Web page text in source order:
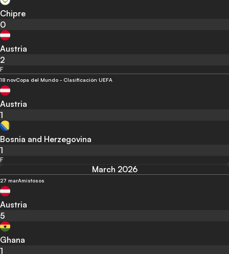
Chipre
0
Austria
2
F
18 novCopa del Mundo - Clasificación UEFA
Austria
1
Bosnia and Herzegovina
1
F
March 2026
27 marAmistosos
Austria
5
Ghana
1